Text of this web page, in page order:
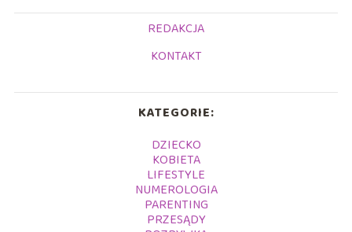
REDAKCJA
KONTAKT
KATEGORIE:
DZIECKO
KOBIETA
LIFESTYLE
NUMEROLOGIA
PARENTING
PRZESĄDY